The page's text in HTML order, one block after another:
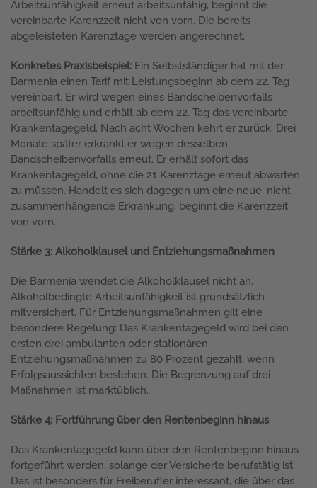
Arbeitsunfähigkeit erneut arbeitsunfähig, beginnt die
vereinbarte Karenzzeit nicht von vorn. Die bereits
abgeleisteten Karenztage werden angerechnet.
Konkretes Praxisbeispiel: Ein Selbstständiger hat mit der
Barmenia einen Tarif mit Leistungsbeginn ab dem 22. Tag
vereinbart. Er wird wegen eines Bandscheibenvorfalls
arbeitsunfähig und erhält ab dem 22. Tag das vereinbarte
Krankentagegeld. Nach acht Wochen kehrt er zurück. Drei
Monate später erkrankt er wegen desselben
Bandscheibenvorfalls erneut. Er erhält sofort das
Krankentagegeld, ohne die 21 Karenztage erneut abwarten
zu müssen. Handelt es sich dagegen um eine neue, nicht
zusammenhängende Erkrankung, beginnt die Karenzzeit
von vorn.
Stärke 3: Alkoholklausel und Entziehungsmaßnahmen
Die Barmenia wendet die Alkoholklausel nicht an.
Alkoholbedingte Arbeitsunfähigkeit ist grundsätzlich
mitversichert. Für Entziehungsmaßnahmen gilt eine
besondere Regelung: Das Krankentagegeld wird bei den
ersten drei ambulanten oder stationären
Entziehungsmaßnahmen zu 80 Prozent gezahlt, wenn
Erfolgsaussichten bestehen. Die Begrenzung auf drei
Maßnahmen ist marktüblich.
Stärke 4: Fortführung über den Rentenbeginn hinaus
Das Krankentagegeld kann über den Rentenbeginn hinaus
fortgeführt werden, solange der Versicherte berufstätig ist.
Das ist besonders für Freiberufler interessant, die über das